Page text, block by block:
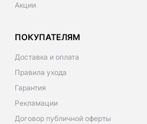
Акции
ПОКУПАТЕЛЯМ
Доставка и оплата
Правила ухода
Гарантия
Рекламации
Договор публичной оферты